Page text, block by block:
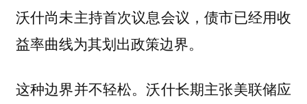
沃什尚未主持首次议息会议，债市已经用收
益率曲线为其划出政策边界。
这种边界并不轻松。沃什长期主张美联储应